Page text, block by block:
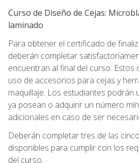
Curso de Diseño de Cejas:
laminado
Para obtener el certificado de
deberán completar
encuentran al final del curso. Estos
uso de accesorios para cejas y
maquillaje. Los estudiantes podrán
ya posean o adquirir un número
adicionales en caso de ser
Deberán completar tres de las
disponibles para cumplir con los
del curso.